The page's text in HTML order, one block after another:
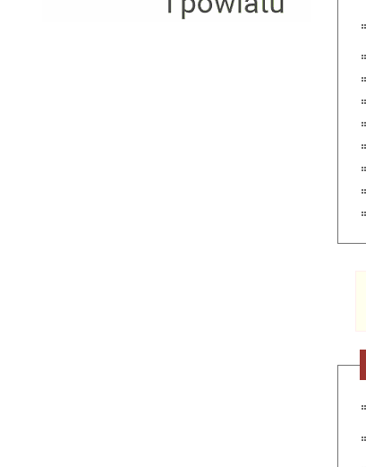
Serwis RTV, AGD, elektronika i inne